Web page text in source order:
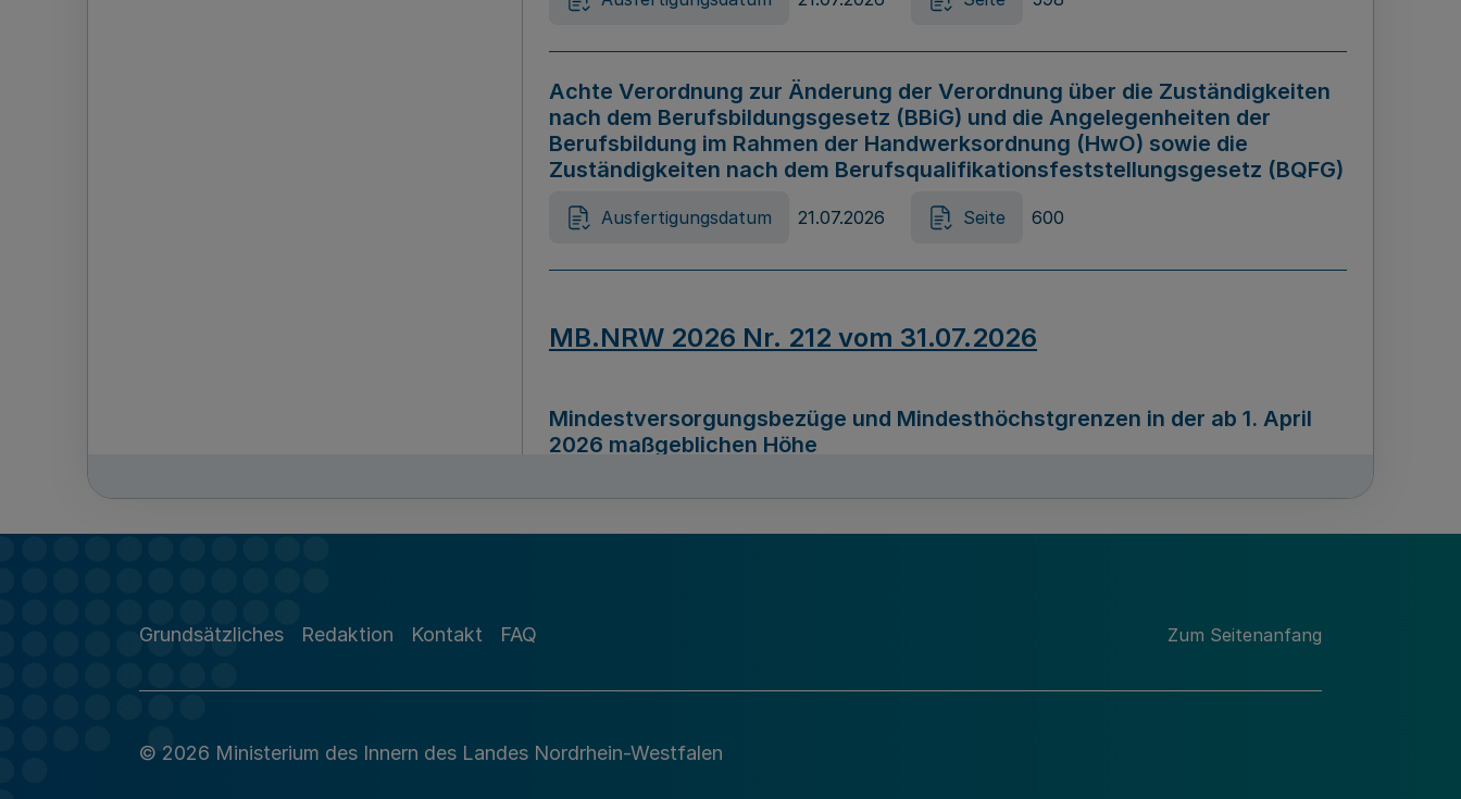
Achte Verordnung zur Änderung der Verordnung über die Zuständigkeiten
nach dem Berufsbildungsgesetz (BBiG) und die Angelegenheiten der
Berufsbildung im Rahmen der Handwerksordnung (HwO) sowie die
Zuständigkeiten nach dem Berufsqualifikationsfeststellungsgesetz (BQFG)
Ausfertigungsdatum 21.07.2026 Seite 600
MB.NRW 2026 Nr. 212 vom 31.07.2026
Mindestversorgungsbezüge und Mindesthöchstgrenzen in der ab 1. April
2026 maßgeblichen Höhe
Richtlinie zur Durchführung des Förderprogramms „Mittelstand Innovativ &
Grundsätzliches Redaktion Kontakt FAQ Zum Seitenanfang
© 2026 Ministerium des Innern des Landes Nordrhein-Westfalen